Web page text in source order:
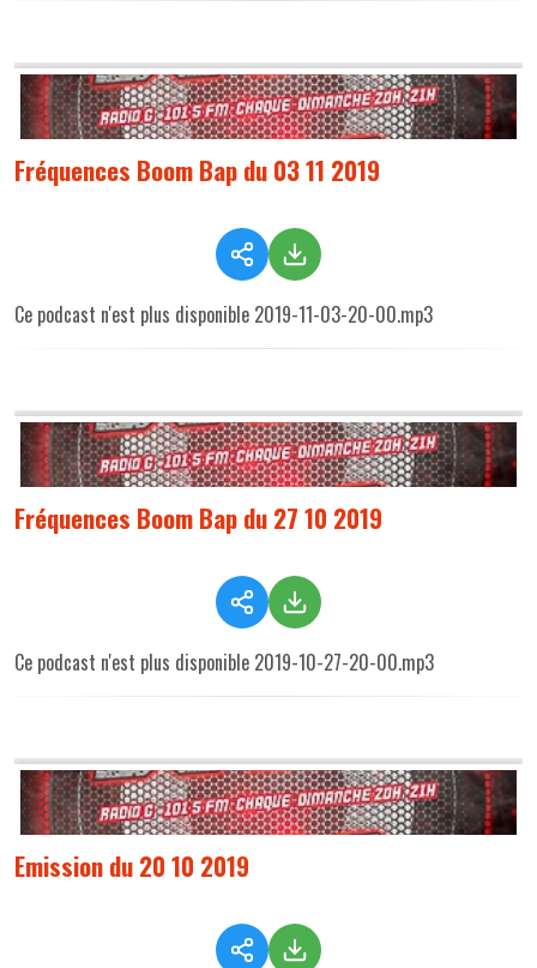
Fréquences Boom Bap du 03 11 2019
Ce podcast n'est plus disponible 2019-11-03-20-00.mp3
Fréquences Boom Bap du 27 10 2019
Ce podcast n'est plus disponible 2019-10-27-20-00.mp3
Emission du 20 10 2019